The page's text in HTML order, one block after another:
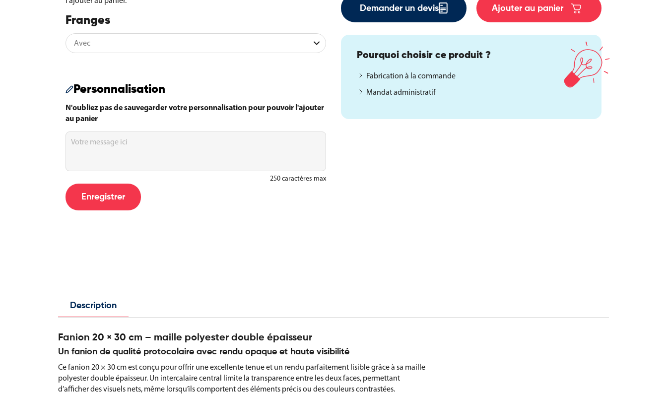
Franges
Personnalisation
N'oubliez pas de sauvegarder votre personnalisation pour pouvoir l'ajouter
au panier
Fanion
au
province,
région,
blason,
250 caractères max
Enregistrer
Demander un devis Ajouter au panier
Pourquoi choisir ce produit ?
Fabrication à la commande
Mandat administratif
Description
Fanion 20 × 30 cm – maille polyester double épaisseur
Un fanion de qualité protocolaire avec rendu opaque et haute visibilité
Ce fanion 20 × 30 cm est conçu pour offrir une excellente tenue et un rendu parfaitement lisible grâce à sa maille
polyester double épaisseur. Un intercalaire central limite la transparence entre les deux faces, permettant
d’afficher des visuels nets, même lorsqu’ils comportent des éléments précis ou des couleurs contrastées.